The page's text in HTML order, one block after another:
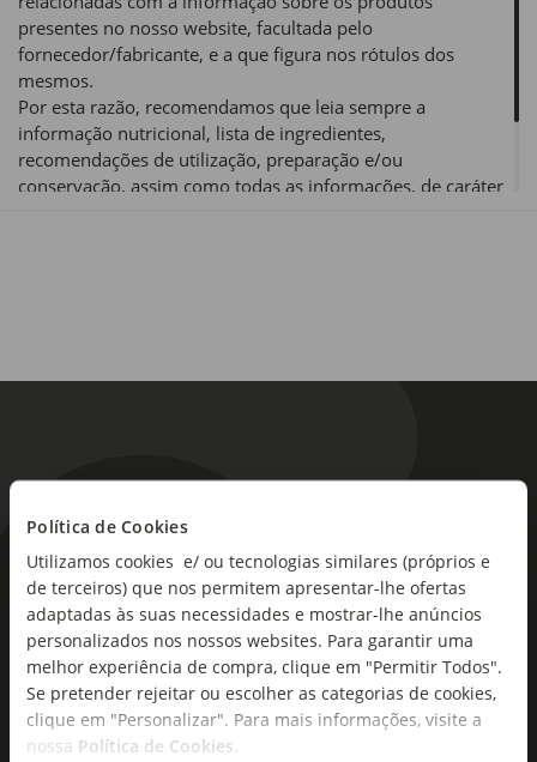
Política de Cookies
Utilizamos cookies e/ ou tecnologias similares (próprios e
de terceiros) que nos permitem apresentar-lhe ofertas
adaptadas às suas necessidades e mostrar-lhe anúncios
personalizados nos nossos websites. Para garantir uma
melhor experiência de compra, clique em "Permitir Todos".
Se pretender rejeitar ou escolher as categorias de cookies,
clique em "Personalizar". Para mais informações, visite a
nossa Política de Cookies.
presentes no nosso website, facultada pelo
fornecedor/fabricante, e a que figura nos rótulos dos
mesmos.
Por esta razão, recomendamos que leia sempre a
informação nutricional, lista de ingredientes,
recomendações de utilização, preparação e/ou
conservação, assim como todas as informações, de caráter
As novidades mais frescas no
seu e-mail!
Subscreva e descubra campanhas exclusivas,
ofertas e novidades para si.
Insira o seu e-
mail